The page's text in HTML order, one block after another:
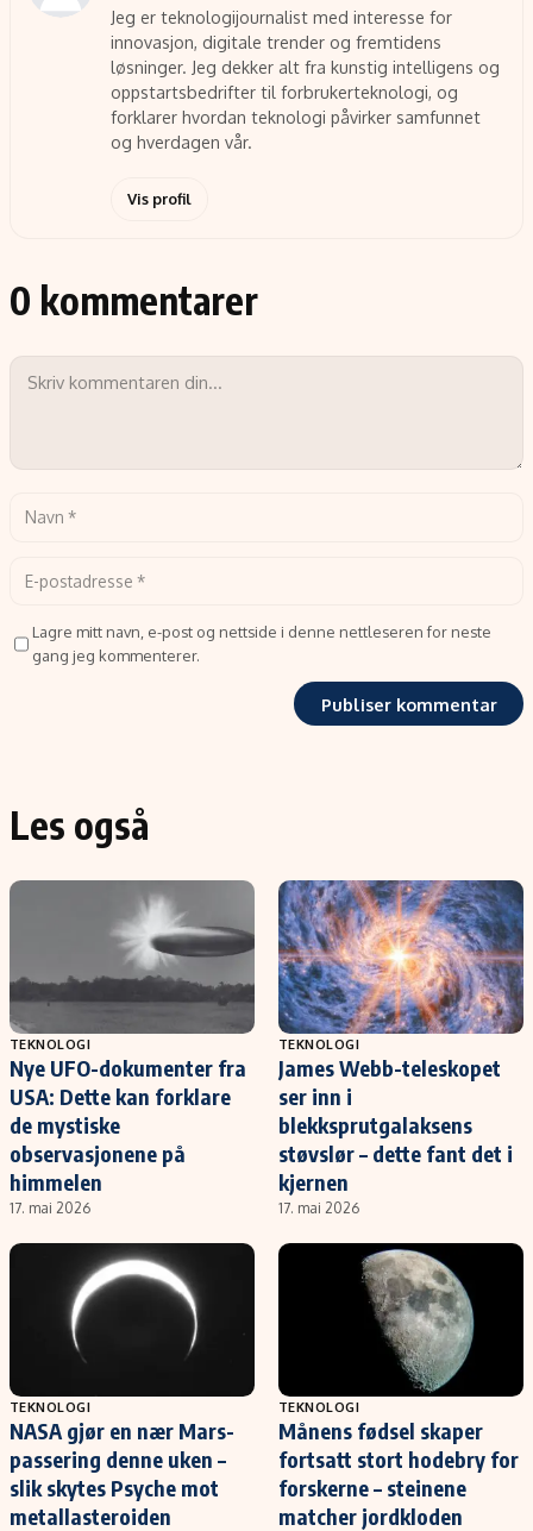
Jeg er teknologijournalist med interesse for
innovasjon, digitale trender og fremtidens
løsninger. Jeg dekker alt fra kunstig intelligens og
oppstartsbedrifter til forbrukerteknologi, og
forklarer hvordan teknologi påvirker samfunnet
og hverdagen vår.
Vis profil
0 kommentarer
Lagre mitt navn, e-post og nettside i denne nettleseren for neste
gang jeg kommenterer.
Les også
TEKNOLOGI
Nye UFO-dokumenter fra
USA: Dette kan forklare
de mystiske
observasjonene på
himmelen
17. mai 2026
TEKNOLOGI
James Webb-teleskopet
ser inn i
blekksprutgalaksens
støvslør – dette fant det i
kjernen
17. mai 2026
TEKNOLOGI
NASA gjør en nær Mars-
passering denne uken –
slik skytes Psyche mot
metallasteroiden
TEKNOLOGI
Månens fødsel skaper
fortsatt stort hodebry for
forskerne – steinene
matcher jordkloden